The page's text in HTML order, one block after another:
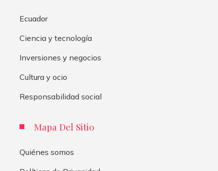
Ecuador
Ciencia y tecnología
Inversiones y negocios
Cultura y ocio
Responsabilidad social
Mapa Del Sitio
Quiénes somos